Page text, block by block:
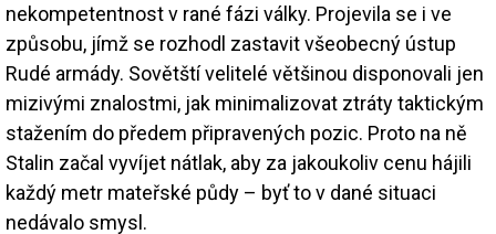
nekompetentnost v rané fázi války. Projevila se i ve
způsobu, jímž se rozhodl zastavit všeobecný ústup
Rudé armády. Sovětští velitelé většinou disponovali jen
mizivými znalostmi, jak minimalizovat ztráty taktickým
stažením do předem připravených pozic. Proto na ně
Stalin začal vyvíjet nátlak, aby za jakoukoliv cenu hájili
každý metr mateřské půdy – byť to v dané situaci
nedávalo smysl.